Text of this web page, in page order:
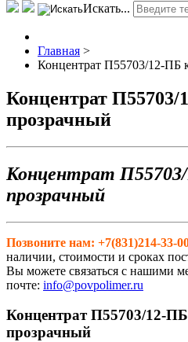
Искать...
Главная >
Концентрат П55703/12-ПБ
Концентрат
прозрачный
Концентрат
прозрачный
Позвоните нам: +7(831)214-33-
наличии, стоимости и сроках
Вы можете связаться с нашими
почте: info@povpolimer.ru
Концентрат П55703/12-
прозрачный